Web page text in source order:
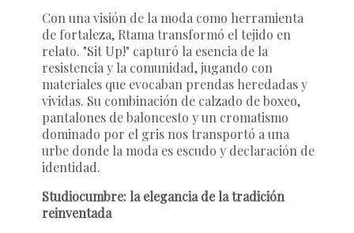
Con una visión de la moda como herramienta
de fortaleza, Rtama transformó el tejido en
relato. "Sit Up!" capturó la esencia de la
resistencia y la comunidad, jugando con
materiales que evocaban prendas heredadas y
vividas. Su combinación de calzado de boxeo,
pantalones de baloncesto y un cromatismo
dominado por el gris nos transportó a una
urbe donde la moda es escudo y declaración de
identidad.
Studiocumbre: la elegancia de la tradición
reinventada